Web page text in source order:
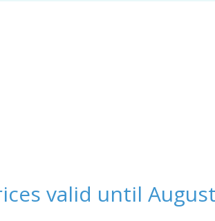
valid until